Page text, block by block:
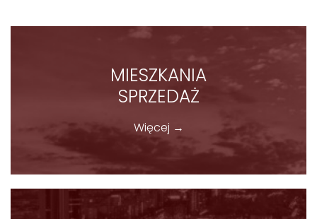
MIESZKANIA
SPRZEDAŻ
Więcej →